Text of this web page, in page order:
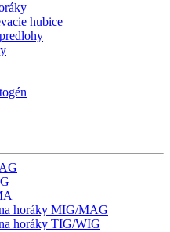
hubice
horáky MIG/MAG
horáky TIG/WIG